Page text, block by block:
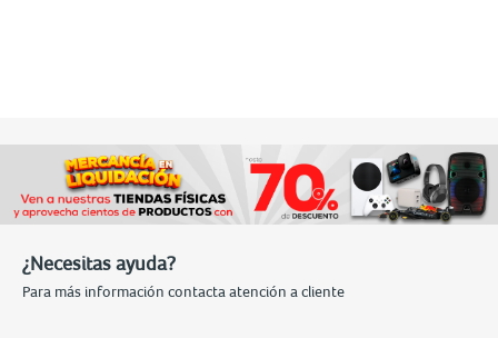
¿Necesitas ayuda?
Para más información contacta atención a cliente